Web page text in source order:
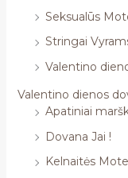
Seksualūs
Stringai
Valentino
Valentino dienos
Apatiniai
Dovana Jai !
Kelnaitės